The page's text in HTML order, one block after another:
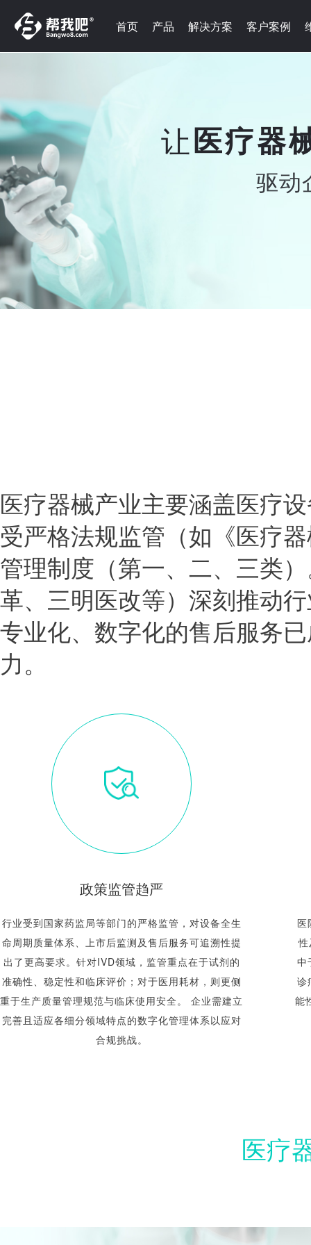
首页 产品 解决方案 客户案例
让医疗器
驱动
医疗器械产业主要涵盖医疗
受严格法规监管（如《医疗
管理制度（第一、二、三类
革、三明医改等）深刻推动
专业化、数字化的售后服务
力。
政策监管趋严
行业受到国家药监局等部门的严格监管，对设备全生
命周期质量体系、上市后监测及售后服务可追溯性提
出了更高要求。针对IVD领域，监管重点在于试剂的
准确性、稳定性和临床评价；对于医用耗材，则更侧
重于生产质量管理规范与临床使用安全。​ 企业需建立
完善且适应各细分领域特点的数字化管理体系以应对
合规挑战。
医
性
中
诊
能
医疗